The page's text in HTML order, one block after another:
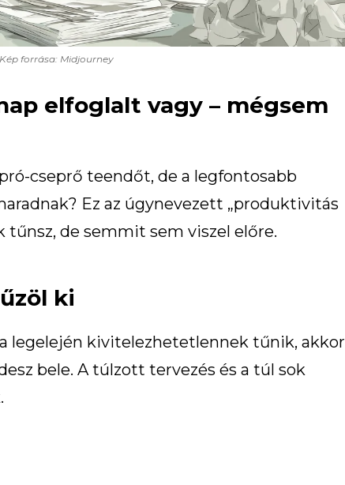
Kép forrása: Midjourney
elfoglalt vagy – mégsem
cseprő teendőt, de a legfontosabb
Ez az úgynevezett „produktivitás
tűnsz, de semmit sem viszel előre.
ki
legelején kivitelezhetetlennek tűnik, akkor
bele. A túlzott tervezés és a túl sok